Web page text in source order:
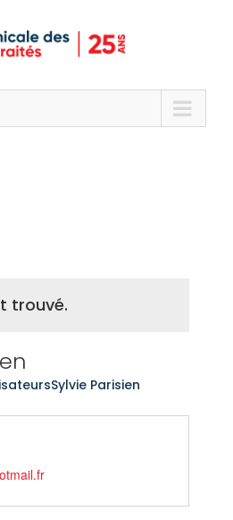
trouvé.
Sylvie Parisien